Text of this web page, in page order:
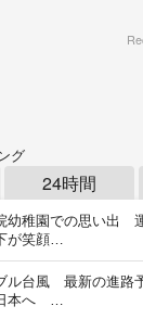
グ
24時間
幼稚園での思い出
が笑顔…
ブル台風 最新の進
本へ …